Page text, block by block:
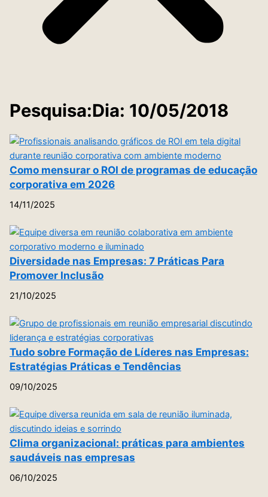
Pesquisa:Dia: 10/05/2018
Como mensurar o ROI de programas de educação
corporativa em 2026
14/11/2025
Diversidade nas Empresas: 7 Práticas Para
Promover Inclusão
21/10/2025
Tudo sobre Formação de Líderes nas Empresas:
Estratégias Práticas e Tendências
09/10/2025
Clima organizacional: práticas para ambientes
saudáveis nas empresas
06/10/2025